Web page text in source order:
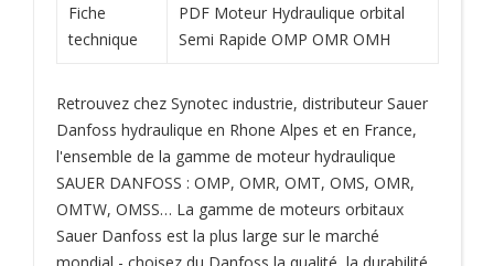
Fiche
technique
PDF Moteur Hydraulique orbital
Semi Rapide OMP OMR OMH
Retrouvez chez Synotec industrie, distributeur Sauer
Danfoss hydraulique en Rhone Alpes et en France,
l'ensemble de la gamme de moteur hydraulique
SAUER DANFOSS : OMP, OMR, OMT, OMS, OMR,
OMTW, OMSS… La gamme de moteurs orbitaux
Sauer Danfoss est la plus large sur le marché
mondial - choisez du Danfoss la qualité, la durabilité,